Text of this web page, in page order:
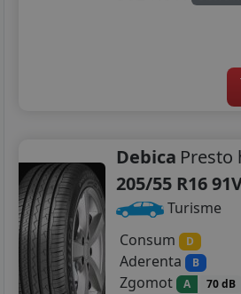
Debica Presto
205/55 R16
Turisme
Consum
D
Aderenta B
Zgomot A 70 dB